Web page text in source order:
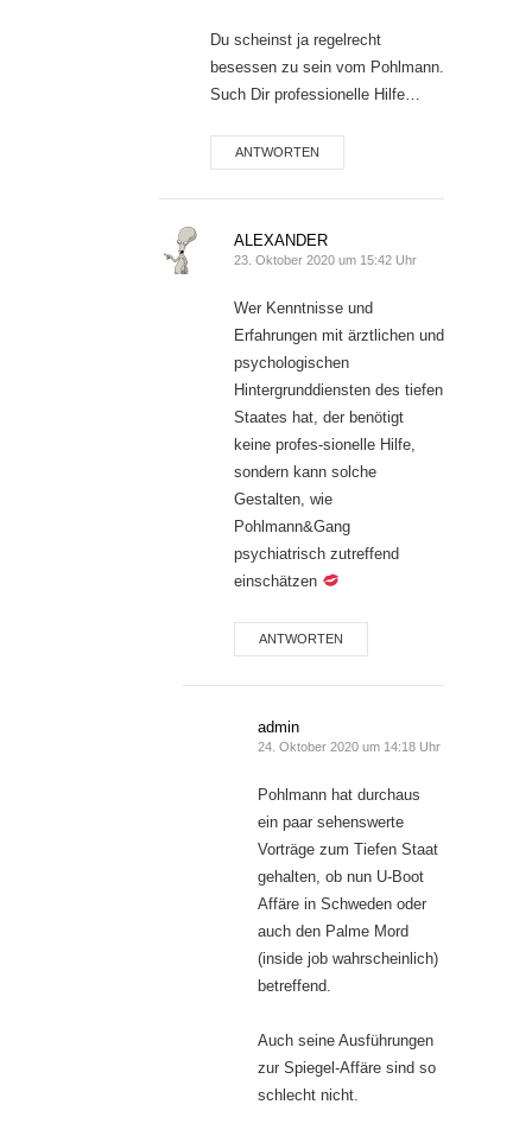
Du scheinst ja regelrecht
besessen zu sein vom Pohlmann.
Such Dir professionelle Hilfe…
ANTWORTEN
ALEXANDER
23. Oktober 2020 um 15:42 Uhr
Wer Kenntnisse und
Erfahrungen mit ärztlichen und
psychologischen
Hintergrunddiensten des tiefen
Staates hat, der benötigt
keine profes-sionelle Hilfe,
sondern kann solche
Gestalten, wie
Pohlmann&Gang
psychiatrisch zutreffend
einschätzen
ANTWORTEN
admin
24. Oktober 2020 um 14:18 Uhr
Pohlmann hat durchaus
ein paar sehenswerte
Vorträge zum Tiefen Staat
gehalten, ob nun U-Boot
Affäre in Schweden oder
auch den Palme Mord
(inside job wahrscheinlich)
betreffend.
Auch seine Ausführungen
zur Spiegel-Affäre sind so
schlecht nicht.